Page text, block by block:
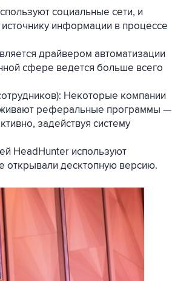
социальные сети, и
информации в процессе
драйвером автоматизации
сфере ведется больше всего
Некоторые компании
реферальные программы —
задействуя систему
HeadHunter используют
открывали десктопную версию.